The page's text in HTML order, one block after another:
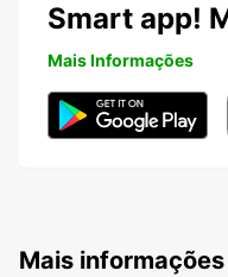
Smart app!
Mais Informações
Mais informações